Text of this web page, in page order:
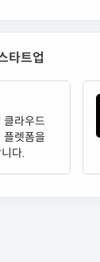
타트업
클라우드
플렛폼을
다.